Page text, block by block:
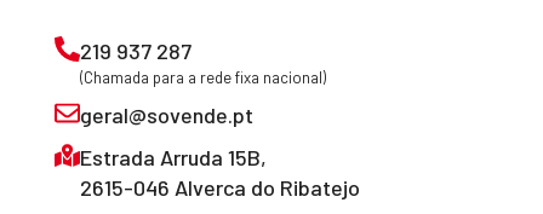
219 937 287
(Chamada para a rede fixa nacional)
geral@sovende.pt
Estrada Arruda 15B,
2615-046 Alverca do Ribatejo